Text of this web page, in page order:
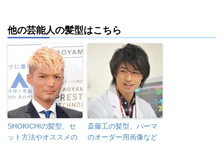
他の芸能人の髪型はこちら
SHOKICHIの髪型、セ
ット方法やオススメの
斎藤工の髪型、パーマ
のオーダー用画像など